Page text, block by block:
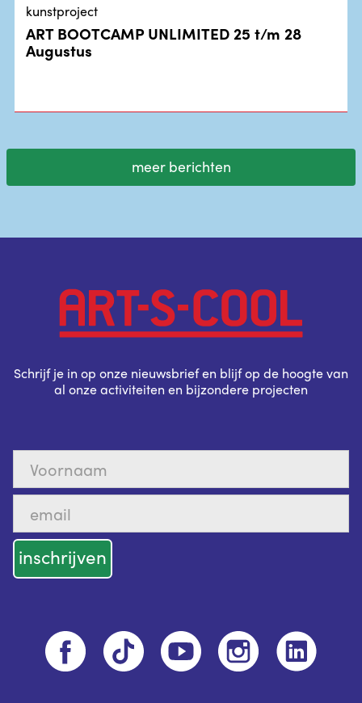
kunstproject
ART BOOTCAMP UNLIMITED 25 t/m 28
Augustus
meer berichten
Schrijf je in op onze nieuwsbrief en blijf op de hoogte van
al onze activiteiten en bijzondere projecten